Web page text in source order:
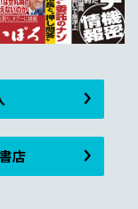
店